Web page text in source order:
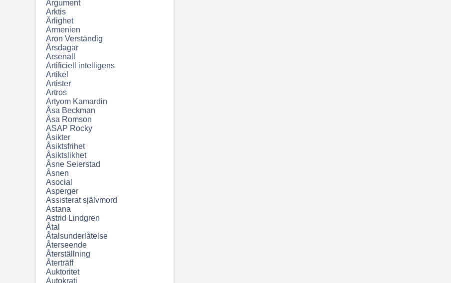
Argument
Arktis
Ärlighet
Armenien
Aron Verständig
Årsdagar
Arsenall
Artificiell intelligens
Artikel
Artister
Artros
Artyom Kamardin
Åsa Beckman
Åsa Romson
ASAP Rocky
Åsikter
Åsiktsfrihet
Åsiktslikhet
Åsne Seierstad
Åsnen
Asocial
Asperger
Assisterat självmord
Astana
Astrid Lindgren
Åtal
Åtalsunderlåtelse
Återseende
Återställning
Återträff
Auktoritet
Autokrati